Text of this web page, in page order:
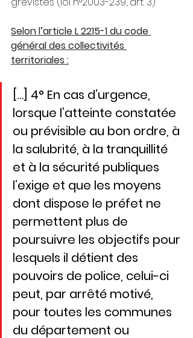
Selon l’article L 2215-1 du code
général des collectivités
territoriales :
[…] 4° En cas d’urgence,
lorsque l’atteinte constatée
ou prévisible au bon ordre, à
la salubrité, à la tranquillité
et à la sécurité publiques
l’exige et que les moyens
dont dispose le préfet ne
permettent plus de
poursuivre les objectifs pour
lesquels il détient des
pouvoirs de police, celui-ci
peut, par arrêté motivé,
pour toutes les communes
du département ou